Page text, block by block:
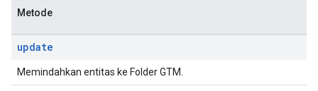
Metode
update
Memindahkan entitas ke Folder GTM.